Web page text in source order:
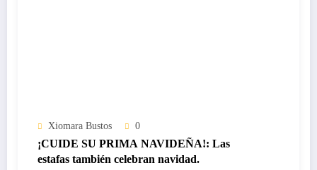
Xiomara Bustos 0
¡CUIDE SU PRIMA NAVIDEÑA!: Las
estafas también celebran navidad.